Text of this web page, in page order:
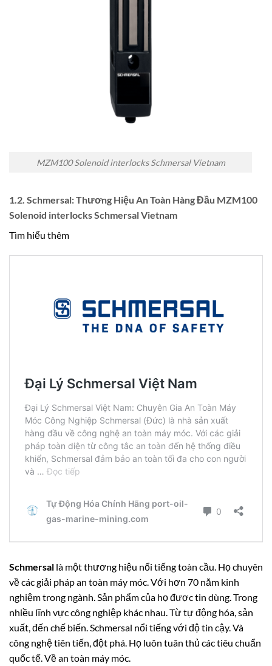
MZM100 Solenoid interlocks Schmersal Vietnam
1.2. Schmersal: Thương Hiệu An Toàn Hàng Đầu MZM100
Solenoid interlocks Schmersal Vietnam
Tìm hiểu thêm
Schmersal là một thương hiệu nổi tiếng toàn cầu. Họ chuyên
về các giải pháp an toàn máy móc. Với hơn 70 năm kinh
nghiệm trong ngành. Sản phẩm của họ được tin dùng. Trong
nhiều lĩnh vực công nghiệp khác nhau. Từ tự động hóa, sản
xuất, đến chế biến. Schmersal nổi tiếng với độ tin cậy. Và
công nghệ tiên tiến, đột phá. Họ luôn tuân thủ các tiêu chuẩn
quốc tế. Về an toàn máy móc.